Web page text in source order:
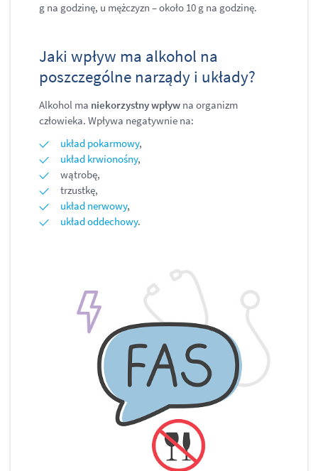
g na godzinę, u mężczyzn – około 10 g na godzinę.
Jaki wpływ ma alkohol na
poszczególne narządy i układy?
Alkohol ma niekorzystny wpływ na organizm
człowieka. Wpływa negatywnie na:
układ pokarmowy,
układ krwionośny,
wątrobę,
trzustkę,
układ nerwowy,
układ oddechowy.